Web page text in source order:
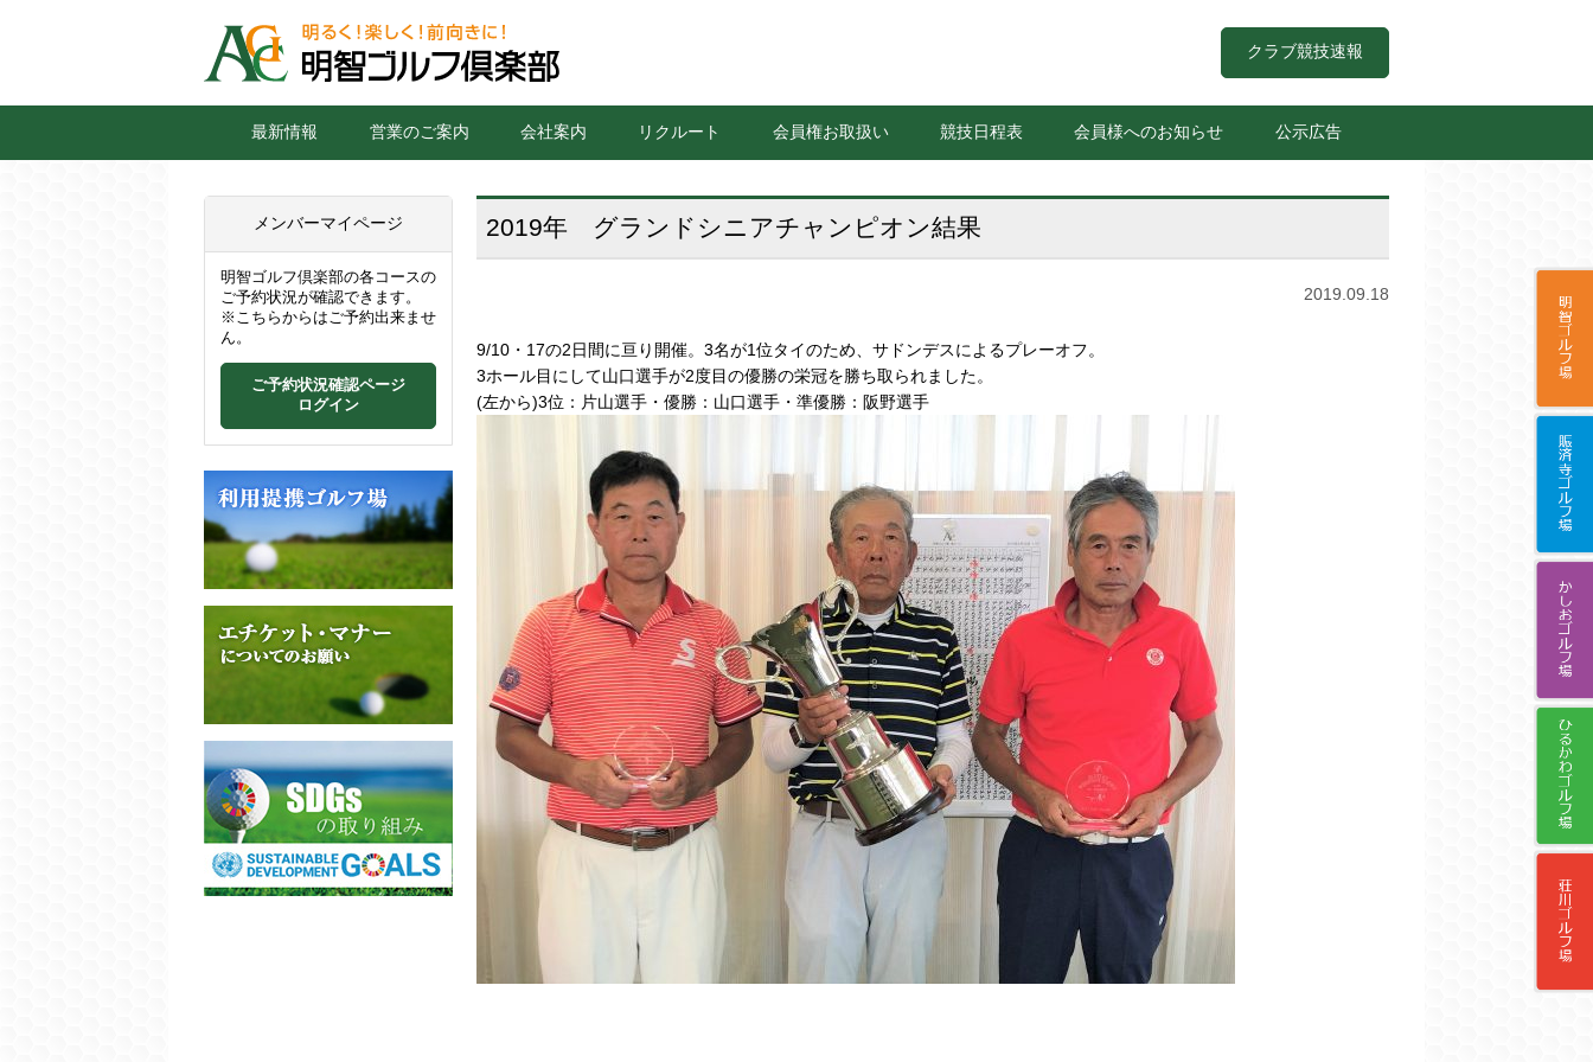
クラブ競技速報
最新情報 営業のご案内 会社案内 リクルート 会員権お取扱い 競技日程表 会員様へのお知らせ 公示広告
2019年 グランドシニアチャンピオン結果
2019.09.18
9/10・17の2日間に亘り開催。3名が1位タイのため、サドンデスによるプレーオフ。
3ホール目にして山口選手が2度目の優勝の栄冠を勝ち取られました。
(左から)3位：片山選手・優勝：山口選手・準優勝：阪野選手
メンバーマイページ
明智ゴルフ倶楽部の各コースの
ご予約状況が確認できます。
※こちらからはご予約出来ませ
ん。
ご予約状況確認ページ
ログイン